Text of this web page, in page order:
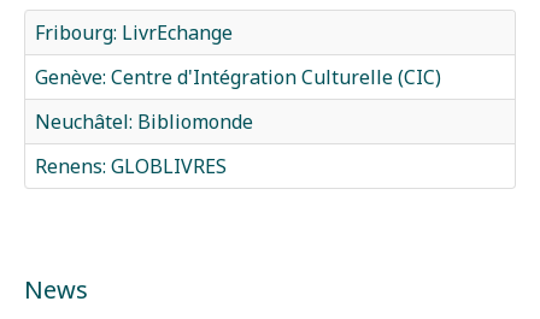
Fribourg: LivrEchange
Genève: Centre d'Intégration Culturelle (CIC)
Neuchâtel: Bibliomonde
Renens: GLOBLIVRES
News